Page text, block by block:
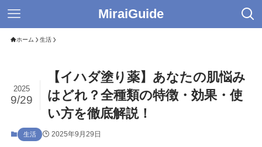
MiraiGuide
ホーム 生活
【イハダ塗り薬】あなたの肌悩み
はどれ？全種類の特徴・効果・使
い方を徹底解説！
2025
9/29
生活 2025年9月29日